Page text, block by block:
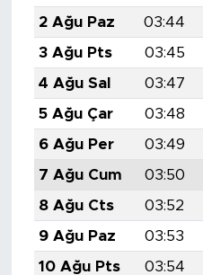
2 Ağu Paz
03:44
3 Ağu Pts
03:45
4 Ağu Sal
03:47
5 Ağu Çar
03:48
6 Ağu Per
03:49
7 Ağu Cum
03:50
8 Ağu Cts
03:52
9 Ağu Paz
03:53
10 Ağu Pts
03:54